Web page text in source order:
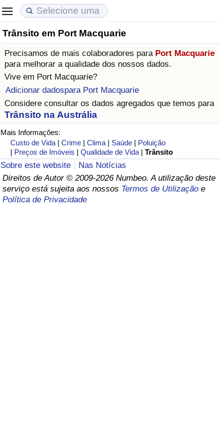
Trânsito em Port Macquarie
Precisamos de mais colaboradores para Port Macquarie
para melhorar a qualidade dos nossos dados.
Vive em Port Macquarie?
Adicionar dadospara Port Macquarie
Considere consultar os dados agregados que temos para
Trânsito na Austrália
Mais Informações:
Custo de Vida |Crime |Clima | Saúde | Poluição
| Preços de Imóveis |Qualidade de Vida |Trânsito
Sobre este website
Nas Notícias
Direitos de Autor © 2009-2026 Numbeo. A utilização deste
serviço está sujeita aos nossos Termos de Utilização e
Política de Privacidade
Custo de Vida
Indicador de Custo de Vida (Atual)
Indicador de Custo de Vida
Indicador de Custo de Vida Por País
em Aqaba
Preços de Imóveis
Indicador de Preços de Imóveis (Atual)
Indicador de Preços de Imóveis
Indicador de Preços de Imóveis por País
Qualidade de Vida
Indicador de Qualidade de Vida
Indicador de Qualidade de Vida (Atual)
Índice de qualidade de vida por país
Crime
Taxa do Indicador de Crime (Atual)
Indicador de Crime